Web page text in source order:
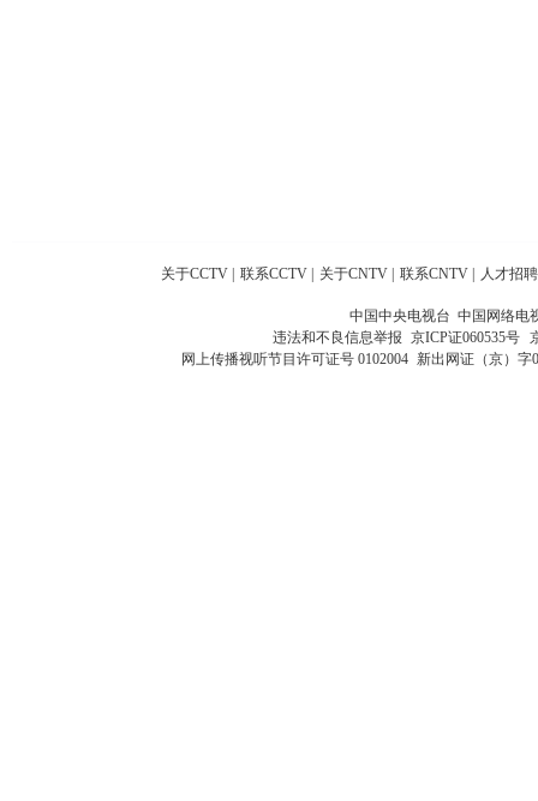
关于CCTV 联系CCTV 关于CNTV 联系CNTV 人才招聘
中国中央电视台 中国网络电
违法和不良信息举报 京ICP证060535号
网上传播视听节目许可证号 0102004 新出网证（京）